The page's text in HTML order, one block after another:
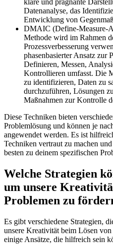
klare und prägnante
Datenanalyse, das
Entwicklung von
DMAIC (Define-Measure-
Methode wird im Rahmen
Prozessverbesserung
phasenbasierter Ansatz zur
Definieren, Messen,
Kontrollieren umfasst. Die
zu identifizieren, Daten zu
durchzuführen, Lösungen
Maßnahmen zur Kontrolle
Diese Techniken bieten
Problemlösung und können je
angewendet werden. Es ist
Techniken vertraut zu machen
besten zu deinem spezifischen
Welche Strategien
um unsere
Problemen zu
Es gibt verschiedene Strategien,
unsere Kreativität beim Lösen
einige Ansätze, die hilfreich sein